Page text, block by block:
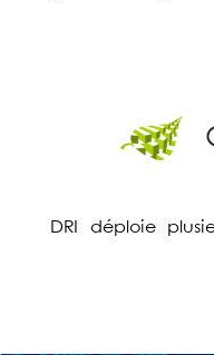
DRI déploie